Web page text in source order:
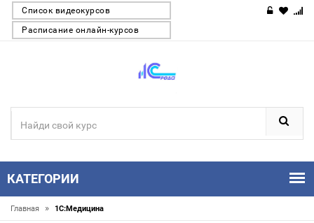
Список видеокурсов
Расписание онлайн-курсов
КАТЕГОРИИ
Главная » 1С:Медицина